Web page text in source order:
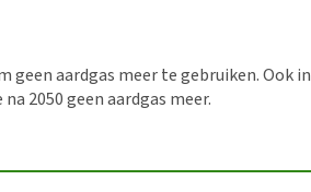
geen aardgas meer te gebruiken. Ook in
2050 geen aardgas meer.